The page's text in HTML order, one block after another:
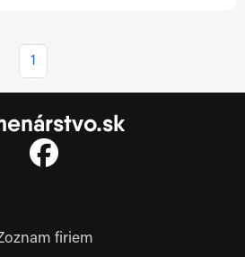
1
firiem